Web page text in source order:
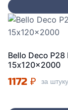
Bello Deco
15x120x2000
1172 ₽ за штуку